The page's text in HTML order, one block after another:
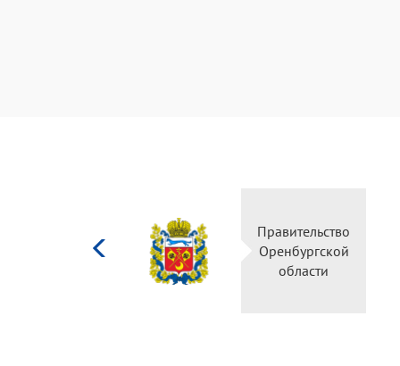
Правительство
Оренбургской
области